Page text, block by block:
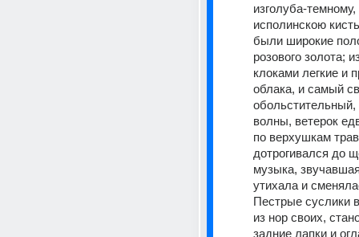
изголуба-
исполинскою
были широкие
розового золота;
клоками легкие и
облака, и самый
обольстительный,
волны, ветерок
по верхушкам
дотрогивался до
музыка,
утихала и
Пестрые суслики
из нор своих,
задние лапки и